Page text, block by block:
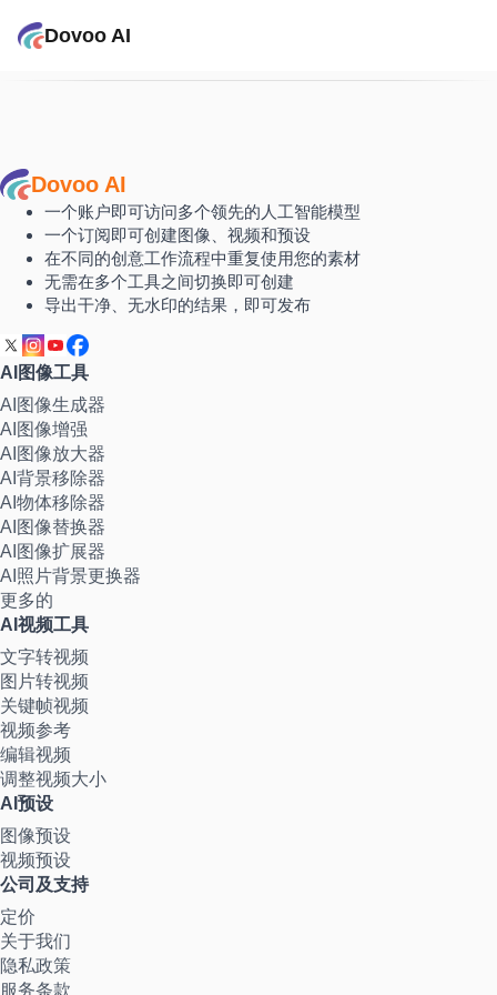
Dovoo AI
Dovoo AI
一个账户即可访问多个领先的人工智能模型
一个订阅即可创建图像、视频和预设
在不同的创意工作流程中重复使用您的素材
无需在多个工具之间切换即可创建
导出干净、无水印的结果，即可发布
AI图像工具
AI图像生成器
AI图像增强
AI图像放大器
AI背景移除器
AI物体移除器
AI图像替换器
AI图像扩展器
AI照片背景更换器
更多的
AI视频工具
文字转视频
图片转视频
关键帧视频
视频参考
编辑视频
调整视频大小
AI预设
图像预设
视频预设
公司及支持
定价
关于我们
隐私政策
服务条款